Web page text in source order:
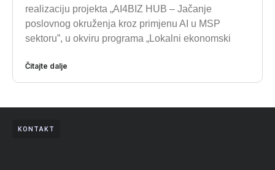
realizaciju projekta „AI4BIZ HUB – Jačanje
poslovnog okruženja kroz primjenu AI u MSP
sektoru”, u okviru programa „Lokalni ekonomski
Čitajte dalje
KONTAKT